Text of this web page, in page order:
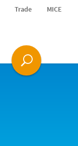
Trade MICE